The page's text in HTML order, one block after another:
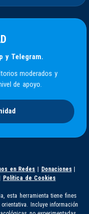
y Telegram.
moderados y
de apoyo.
en Redes Donaciones|
Política de Cookies
esta herramienta tiene fines
Incluye información